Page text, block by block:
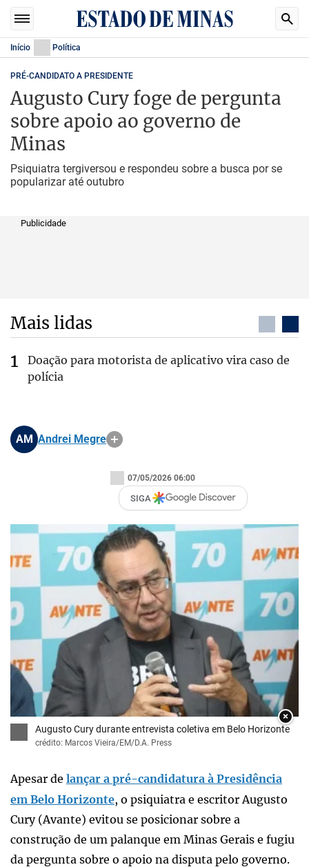
Início Política
PRÉ-CANDIDATO A PRESIDENTE
Augusto Cury foge de pergunta
sobre apoio ao governo de
Minas
Psiquiatra tergiversou e respondeu sobre a busca por se
popularizar até outubro
Publicidade
Mais lidas
Doação para motorista de aplicativo vira caso de
polícia
AM Andrei Megre
07/05/2026 06:00
SIGA
×
Augusto Cury durante entrevista coletiva em Belo Horizonte
crédito: Marcos Vieira/EM/D.A. Press
Apesar de lançar a pré-candidatura à Presidência
em Belo Horizonte, o psiquiatra e escritor Augusto
Cury (Avante) evitou se posicionar sobre a
construção de um palanque em Minas Gerais e fugiu
da pergunta sobre o apoio na disputa pelo governo.